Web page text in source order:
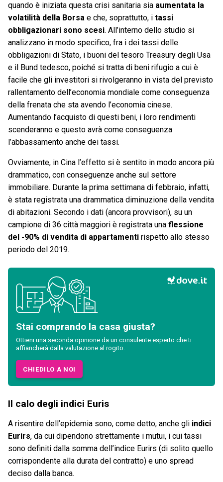
quando è iniziata questa crisi sanitaria sia aumentata la
volatilità della Borsa e che, soprattutto, i tassi
obbligazionari sono scesi. All’interno dello studio si
analizzano in modo specifico, fra i dei tassi delle
obbligazioni di Stato, i buoni del tesoro Treasury degli Usa
e il Bund tedesco, poiché si tratta di beni rifugio a cui è
facile che gli investitori si rivolgeranno in vista del previsto
rallentamento dell’economia mondiale come conseguenza
della frenata che sta avendo l’economia cinese.
Aumentando l’acquisto di questi beni, i loro rendimenti
scenderanno e questo avrà come conseguenza
l’abbassamento anche dei tassi.
Ovviamente, in Cina l’effetto si è sentito in modo ancora più
drammatico, con conseguenze anche sul settore
immobiliare. Durante la prima settimana di febbraio, infatti,
è stata registrata una drammatica diminuzione della vendita
di abitazioni. Secondo i dati (ancora provvisori), su un
campione di 36 città maggiori è registrata una flessione
del -90% di vendita di appartamenti rispetto allo stesso
periodo del 2019.
Stai comprando la casa giusta?
Ottieni una seconda opinione da un consulente esperto che ti
affiancherà dalla valutazione al rogito.
CHIEDILO A NOI
Il calo degli indici Euris
A risentire dell’epidemia sono, come detto, anche gli indici
Eurirs, da cui dipendono strettamente i mutui, i cui tassi
sono definiti dalla somma dell’indice Eurirs (di solito quello
corrispondente alla durata del contratto) e uno spread
deciso dalla banca.